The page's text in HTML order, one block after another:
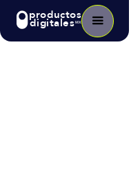
productos
digitalesMX